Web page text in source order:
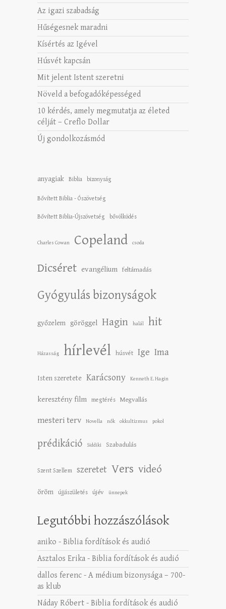
Az igazi szabadság
Hűségesnek maradni
Kísértés az Igével
Húsvét kapcsán
Mit jelent Istent szeretni
Növeld a befogadóképességed
10 kérdés, amely megmutatja az életed
célját – Creflo Dollar
Új gondolkozásmód
anyagiak Biblia bizonyság
Bővített Biblia - Ószövetség
Bővített Biblia-Újszövetség bővölködés
Charles Cowan Copeland csoda
Dicséret evangélium feltámadás
Gyógyulás bizonyságok
győzelem göröggel Hagin halál hit
Házasság hírlevél húsvét Ige Ima
Isten szeretete Karácsony Kenneth E. Hagin
keresztény film megtérés Megvallás
mesteri terv Novella nők okkultizmus pokol
prédikáció Siddiki Szabadulás
Szent Szellem szeretet Vers videó
öröm újjászületés újév ünnepek
Legutóbbi hozzászólások
aniko - Biblia fordítások és audió
Asztalos Erika - Biblia fordítások és audió
dallos ferenc - A médium bizonysága – 700-
as klub
Náday Róbert - Biblia fordítások és audió